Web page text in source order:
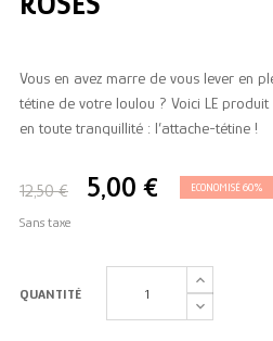
Vous en avez marre de vous lever en
tétine de votre loulou ? Voici LE
en toute tranquillité : l’attache-tétine !
12,50 € 5,00 € ECONOMISÉ 60%
Sans taxe
QUANTITÉ